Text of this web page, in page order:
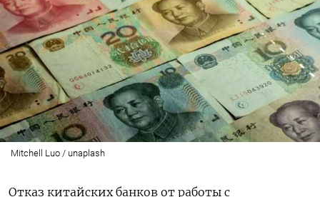
Mitchell Luo / unaplash
Отказ китайских банков от работы с